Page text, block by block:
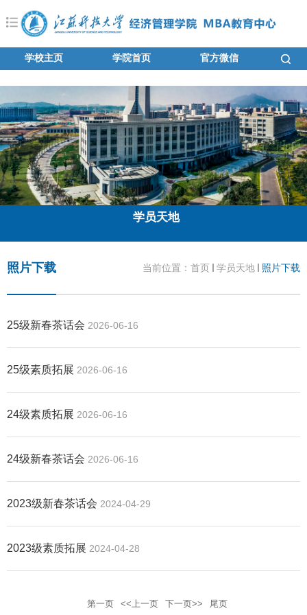
学校主页 学院首页 官方微信
学员天地
当前位置： 首页 学员天地 照片下载
照片下载
25级新春茶话会 2026-06-16
25级素质拓展 2026-06-16
24级素质拓展 2026-06-16
24级新春茶话会 2026-06-16
2023级新春茶话会 2024-04-29
2023级素质拓展 2024-04-28
第一页 <<上一页 下一页>> 尾页